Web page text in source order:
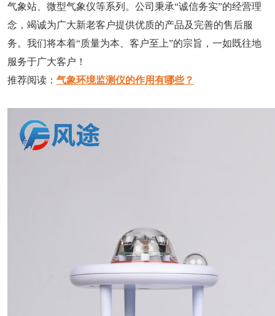
气象站、微型气象仪等系列。公司秉承“诚信务实”的经营理
念，竭诚为广大新老客户提供优质的产品及完善的售后服
务。我们将本着“质量为本、客户至上”的宗旨，一如既往地
服务于广大客户！
推荐阅读： 气象环境监测仪的作用有哪些？